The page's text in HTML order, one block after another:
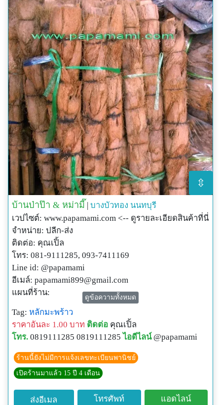
⇳
บ้านป่าป๊า & หม่ามี๊ | บางบัวทอง นนทบุรี
เวปไซต์: www.papamami.com <-- ดูรายละเอียดสินค้าที่นี่
จำหน่าย: ปลีก-ส่ง
ติดต่อ: คุณเปิ้ล
โทร: 081-9111285, 093-7411169
Line id: @papamami
อีเมล์: papamami899@gmail.com
แผนที่ร้าน:
http://www.papamami.com/index.phplay=show&ac=arti
cle&Id=539360476
พิกัดGPSของร้าน:
N13o54' 12.3"
E100o24' 27.8"
ดูข้อความทั้งหมด
Tag: หลักมะพร้าว
ราคาอันละ 1.00 บาท ติดต่อ คุณเปิ้ล
โทร. 0819111285 0819111285 ไอดีไลน์ @papamami
ร้านนี้ยังไม่มีการแจ้งเลขทะเบียนพานิชย์
เปิดร้านมาแล้ว 15 ปี 4 เดือน
ส่งอีเมล โทรศัพท์ แอดไลน์